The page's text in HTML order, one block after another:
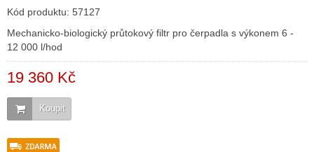
Kód produktu: 57127
Mechanicko-biologický průtokový filtr pro čerpadla s výkonem 6 -
12 000 l/hod
19 360 Kč
Koupit